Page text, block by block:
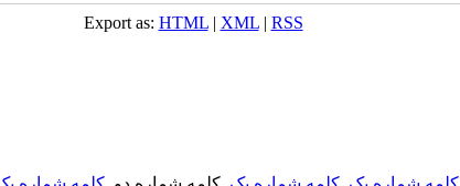
Export as: HTML| XML| RSS